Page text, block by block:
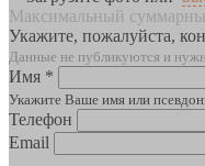
Максимальный
Укажите, пожалуйста,
Данные не публикуются и
Имя *
Укажите Ваше имя или
Телефон
Email